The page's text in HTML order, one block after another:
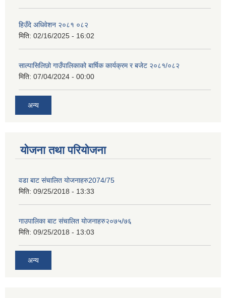
हिउँदे अधिवेशन २०८१ ०८२
मिति: 02/16/2025 - 16:02
साल्पासिलिछो गाउँपालिकाको बार्षिक कार्यक्रम र बजेट २०८१/०८२
मिति: 07/04/2024 - 00:00
अन्य
योजना तथा परियोजना
वडा बाट संचालित योजनाहरु2074/75
मिति: 09/25/2018 - 13:33
गाउपालिका बाट संचालित योजनाहरु२०७५/७६
मिति: 09/25/2018 - 13:03
अन्य